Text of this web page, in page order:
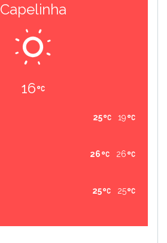
Capelinha
16
19
25
26
26
25
25